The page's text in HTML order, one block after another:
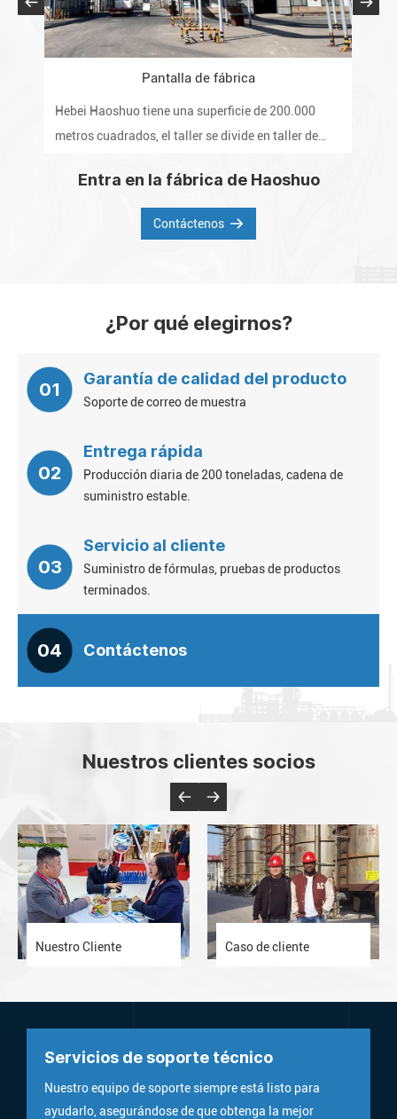
Pantalla de fábrica
Hebei Haoshuo tiene una superficie de 200.000
metros cuadrados, el taller se divide en taller de
polvo, laboratorio y almacén.
Entra en la fábrica de Haoshuo
Contáctenos
¿Por qué elegirnos?
01
Garantía de calidad del producto
Soporte de correo de muestra
02
Entrega rápida
Producción diaria de 200 toneladas, cadena de
suministro estable.
03
Servicio al cliente
Suministro de fórmulas, pruebas de productos
terminados.
04 Contáctenos
Nuestros clientes socios
Nuestro Cliente Caso de cliente
Servicios de soporte técnico
Nuestro equipo de soporte siempre está listo para
ayudarlo, asegurándose de que obtenga la mejor